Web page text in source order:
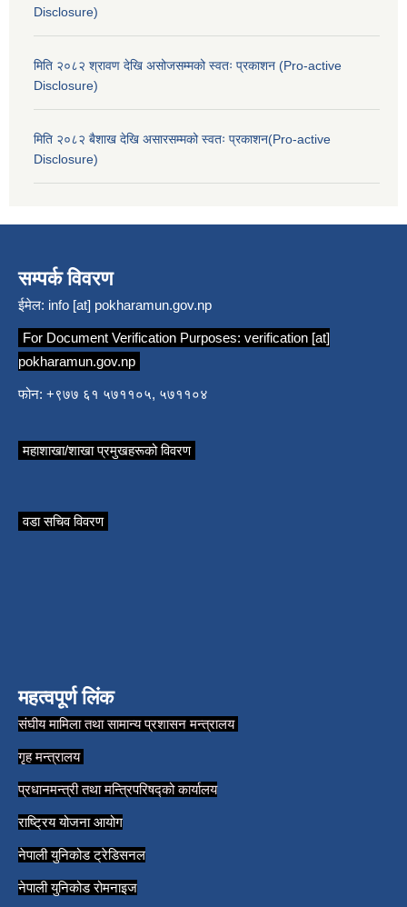
Disclosure)
मिति २०८२ श्रावण देखि असोजसम्मको स्वतः प्रकाशन (Pro-active
Disclosure)
मिति २०८२ बैशाख देखि असारसम्मको स्वतः प्रकाशन(Pro-active
Disclosure)
सम्पर्क विवरण
ईमेल: info [at] pokharamun.gov.np
For Document Verification Purposes: verification [at]
pokharamun.gov.np
फोन: +९७७ ६१ ५७११०५, ५७११०४
महाशाखा/शाखा प्रमुखहरूको विवरण
वडा सचिव विवरण
महत्वपूर्ण लिंक
संघीय मामिला तथा सामान्य प्रशासन मन्त्रालय
गृह मन्त्रालय
प्रधानमन्त्री तथा मन्त्रिपरिषद्को कार्यालय
राष्ट्रिय योजना आयोग
नेपाली युनिकोड ट्रेडिसनल
नेपाली युनिकोड रोमनाइज